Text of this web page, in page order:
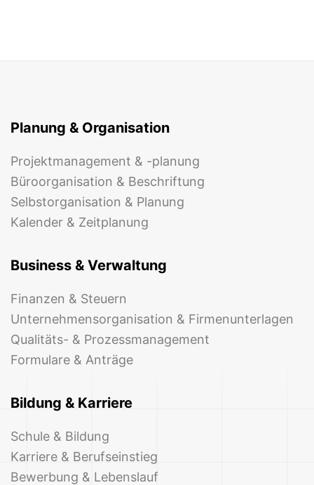
Planung & Organisation
Projektmanagement & -planung
Büroorganisation & Beschriftung
Selbstorganisation & Planung
Kalender & Zeitplanung
Business & Verwaltung
Finanzen & Steuern
Unternehmensorganisation & Firmenunterlagen
Qualitäts- & Prozessmanagement
Formulare & Anträge
Bildung & Karriere
Schule & Bildung
Karriere & Berufseinstieg
Bewerbung & Lebenslauf